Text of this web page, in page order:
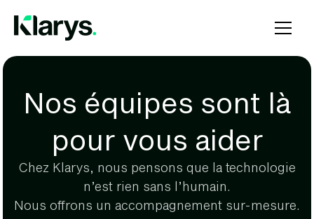
Nos équipes sont là
pour vous aider
Chez Klarys, nous pensons que la technologie
n’est rien sans l’humain.
Nous offrons un accompagnement sur-mesure.